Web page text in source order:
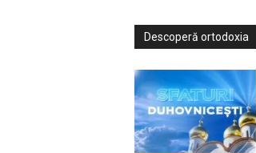
Descoperă ortodoxia